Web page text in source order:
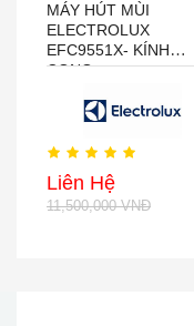
MÁY HÚT MÙI
ELECTROLUX
EFC9551X- KÍNH
CONG
Liên Hệ
11,500,000 VNĐ